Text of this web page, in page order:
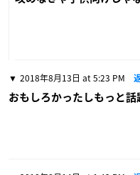
2018年8月13日 at 5:23 PM
おもしろかったしもっと